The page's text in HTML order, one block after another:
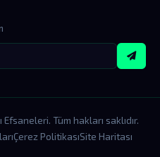
Tüm hakları saklıdır.
Çerez PolitikasıSite Haritası